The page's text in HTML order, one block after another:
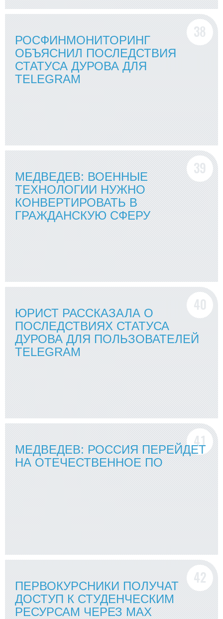
РОСФИНМОНИТОРИНГ
ОБЪЯСНИЛ ПОСЛЕДСТВИЯ
СТАТУСА ДУРОВА ДЛЯ
TELEGRAM
МЕДВЕДЕВ: ВОЕННЫЕ
ТЕХНОЛОГИИ НУЖНО
КОНВЕРТИРОВАТЬ В
ГРАЖДАНСКУЮ СФЕРУ
ЮРИСТ РАССКАЗАЛА О
ПОСЛЕДСТВИЯХ СТАТУСА
ДУРОВА ДЛЯ ПОЛЬЗОВАТЕЛЕЙ
TELEGRAM
МЕДВЕДЕВ: РОССИЯ ПЕРЕЙДЕТ
НА ОТЕЧЕСТВЕННОЕ ПО
ПЕРВОКУРСНИКИ ПОЛУЧАТ
ДОСТУП К СТУДЕНЧЕСКИМ
РЕСУРСАМ ЧЕРЕЗ MAX